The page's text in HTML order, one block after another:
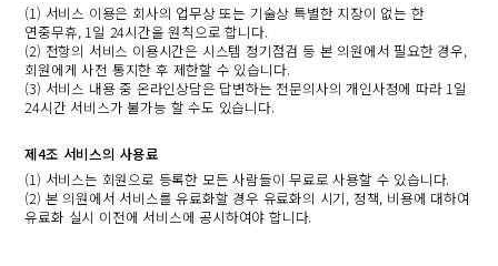
(1) 서비스 이용은 회사의 업무상 또는 기술상 특별한 지장이 없는 한
연중무휴, 1일 24시간을 원칙으로 합니다.
(2) 전항의 서비스 이용시간은 시스템 정기점검 등 본 의원에서 필요한 경우,
회원에게 사전 통지한 후 제한할 수 있습니다.
(3) 서비스 내용 중 온라인상담은 답변하는 전문의사의 개인사정에 따라 1일
24시간 서비스가 불가능 할 수도 있습니다.
제4조 서비스의 사용료
(1) 서비스는 회원으로 등록한 모든 사람들이 무료로 사용할 수 있습니다.
(2) 본 의원에서 서비스를 유료화할 경우 유료화의 시기, 정책, 비용에 대하여
유료화 실시 이전에 서비스에 공시하여야 합니다.